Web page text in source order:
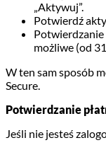
„Aktywuj”.
Potwierdź
Potwierdzanie
możliwe (od
W ten sam sposób
Secure.
Potwierdzanie
Jeśli nie jesteś